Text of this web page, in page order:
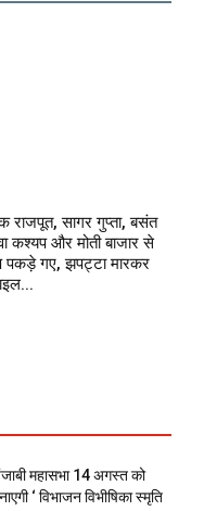
राजपूत, सागर गुप्ता, बसंत
कश्यप और मोती बाजार से
पकड़े गए, झपट्टा मारकर
महासभा 14 अगस्त को
‘ विभाजन विभीषिका स्मृति